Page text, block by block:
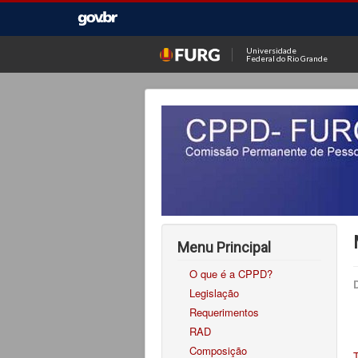
Universidade
Federal do Rio Grande
Menu Principal
O que é a CPPD?
Legislação
Requerimentos
RAD
Composição